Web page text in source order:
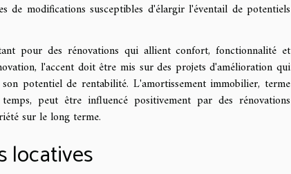
de modifications susceptibles d'élargir l'éventail de potentiels
pour des rénovations qui allient confort, fonctionnalité et
l'accent doit être mis sur des projets d'amélioration qui
potentiel de rentabilité. L'amortissement immobilier, terme
peut être influencé positivement par des rénovations
sur le long terme.
locatives